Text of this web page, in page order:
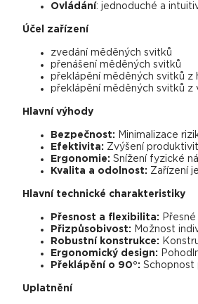
Ovládání: jednoduché a
Účel zařízení
zvedání měděných svitků
přenášení měděných svitků
překlápění měděných svitků z
překlápění měděných svitků z
Hlavní výhody
Bezpečnost: Minimalizace
Efektivita: Zvýšení
Ergonomie: Snížení fyzické
Kvalita a odolnost: Zařízení
Hlavní technické charakteristiky
Přesnost a flexibilita:
Přizpůsobivost: Možnost
Robustní konstrukce:
Ergonomický design:
Překlápění o 90°: Schopnost
Uplatnění